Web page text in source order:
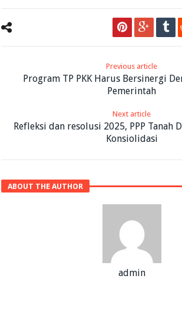
Previous article
Program TP PKK Harus Bersinergi
Pemerintah
Next article
Refleksi dan resolusi 2025, PPP Tanah
Konsiolidasi
ABOUT THE AUTHOR
admin